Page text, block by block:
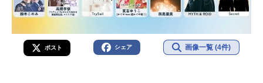
ポスト シェア 画像一覧 (4件)